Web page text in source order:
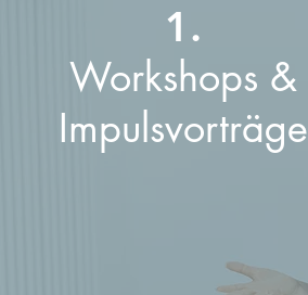
1.
Workshops &
Impulsvorträge